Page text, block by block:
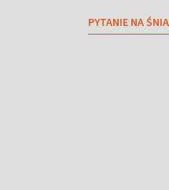
PYTANIE NA